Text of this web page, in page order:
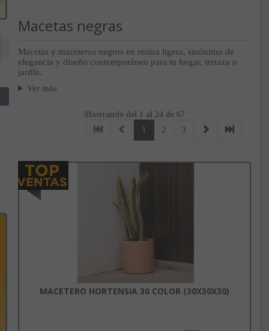
Macetas negras
Macetas y maceteros negros en resina ligera, sinónimo de
elegancia y diseño contemporáneo para tu hogar, terraza o
jardín.
Ver más
Mostrando del 1 al 24 de 67
1 2 3
MACETERO HORTENSIA 30 COLOR (30X30X30)